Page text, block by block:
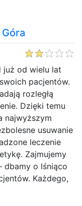
już od wielu lat
pacjentów.
rozległą
Dzięki temu
najwyższym
usuwanie
leczenie
Zajmujemy
dbamy o lśniąco
Każdego,